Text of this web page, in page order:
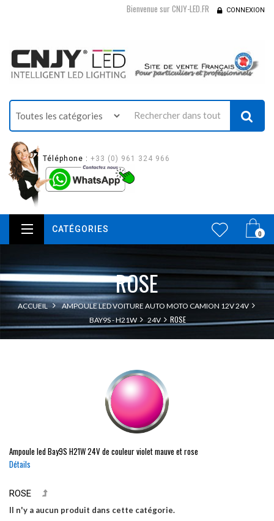
Bienvenue sur CNJY-LED.FR CONNEXION
Téléphone : +33 (0) 961 324 966
0
CATÉGORIES
ROSE
ACCUEIL
AMPOULE LED VOITURE AUTO MOTO CAMION 12V 24V
BAY9S - H21W
24V ROSE
Ampoule ledBay9S H21W24V de couleur violet mauve et rose
Détails
ROSE
Il n'y a aucun produit dans cette catégorie.